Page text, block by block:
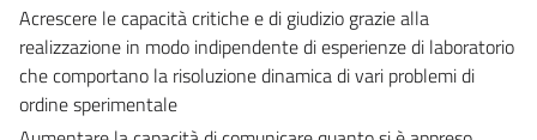
Acrescere le capacità critiche e di giudizio grazie alla
realizzazione in modo indipendente di esperienze di laboratorio
che comportano la risoluzione dinamica di vari problemi di
ordine sperimentale